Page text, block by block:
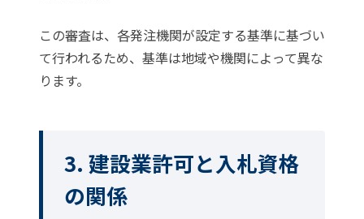
この審査は、各発注機関が設定する基準に基づい
て行われるため、基準は地域や機関によって異な
ります。
3. 建設業許可と入札資格
の関係